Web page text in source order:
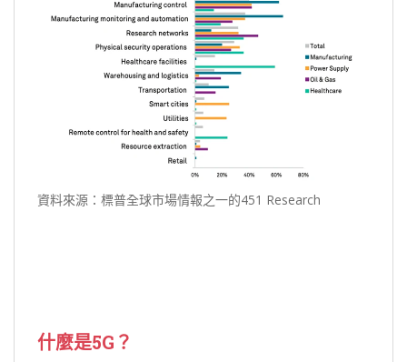
資料來源：標普全球市場情報之一的451 Research
什麼是5G？